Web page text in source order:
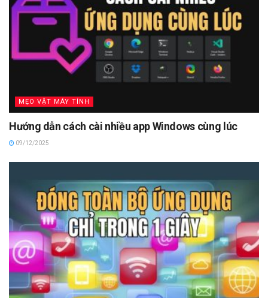
MẸO VẶT MÁY TÍNH
Hướng dẫn cách cài nhiều app Windows cùng lúc
09/12/2025